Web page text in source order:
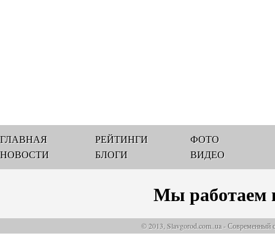
ГЛАВНАЯ
НОВОСТИ
РЕЙТИНГИ
БЛОГИ
ФОТО
ВИДЕО
Мы работаем
© 2013, Slavgorod.com..ua - Современный